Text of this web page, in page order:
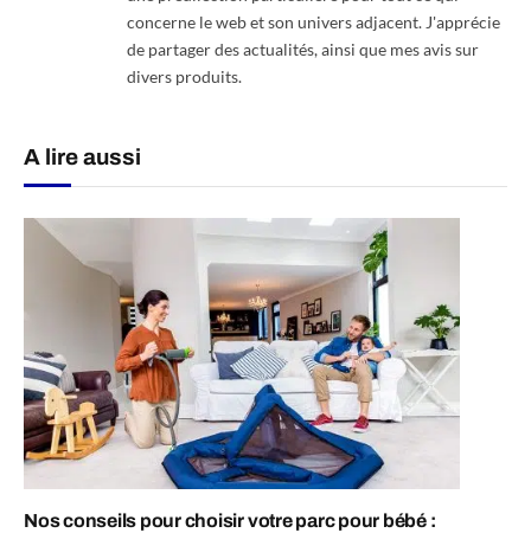
concerne le web et son univers adjacent. J'apprécie
de partager des actualités, ainsi que mes avis sur
divers produits.
A lire aussi
Nos conseils pour choisir votre parc pour bébé :